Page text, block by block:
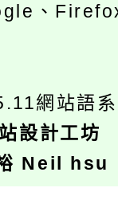
、
網站語
設計工坊
Neil hsu